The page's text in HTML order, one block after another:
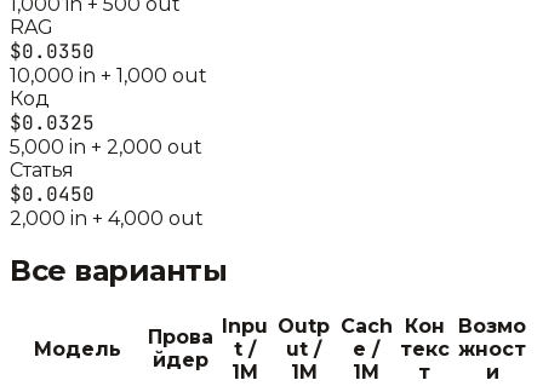
RAG
$0.0350
10,000 in + 1,000 out
Код
$0.0325
5,000 in + 2,000 out
Статья
$0.0450
2,000 in + 4,000 out
Все варианты
Модель
Прова
йдер
Inpu
t /
1M
Outp
ut /
1M
Cach
e /
1M
Кон
текс
т
Возмо
жност
и